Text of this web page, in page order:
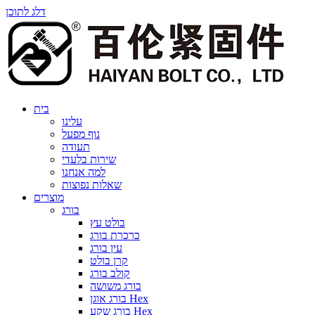
דלג לתוכן
בית
עלינו
נוף מפעל
תעודה
שירות בלעדי
למה אנחנו
שאלות נפוצות
מוצרים
בורג
בולט עץ
כרכרת בורג
עין בורג
קרן בולט
קולב בורג
בורג משושה
בורג אוגן Hex
בורג שקע Hex